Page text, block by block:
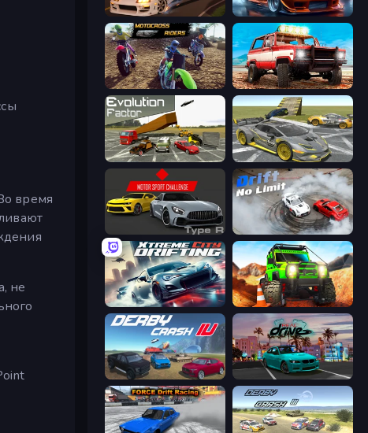
время
не
Extreme Drifter Racing Unlimited
MotoCross Riders Offroad Masters Challenge
Evolution Factor Wrong Way
Motor Sport Challenge Type R Drift No Limit
Xtreme City Drifting Offroad Life 3D
Derby Crash 4 RealDrive